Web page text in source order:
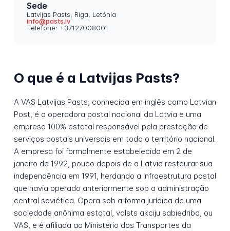
Sede
Latvijas Pasts, Riga, Letónia
info@pasts.lv
Telefone: +37127008001
O que é a Latvijas Pasts?
A VAS Latvijas Pasts, conhecida em inglês como Latvian
Post, é a operadora postal nacional da Latvia e uma
empresa 100% estatal responsável pela prestação de
serviços postais universais em todo o território nacional.
A empresa foi formalmente estabelecida em 2 de
janeiro de 1992, pouco depois de a Latvia restaurar sua
independência em 1991, herdando a infraestrutura postal
que havia operado anteriormente sob a administração
central soviética. Opera sob a forma jurídica de uma
sociedade anônima estatal, valsts akciju sabiedriba, ou
VAS, e é afiliada ao Ministério dos Transportes da